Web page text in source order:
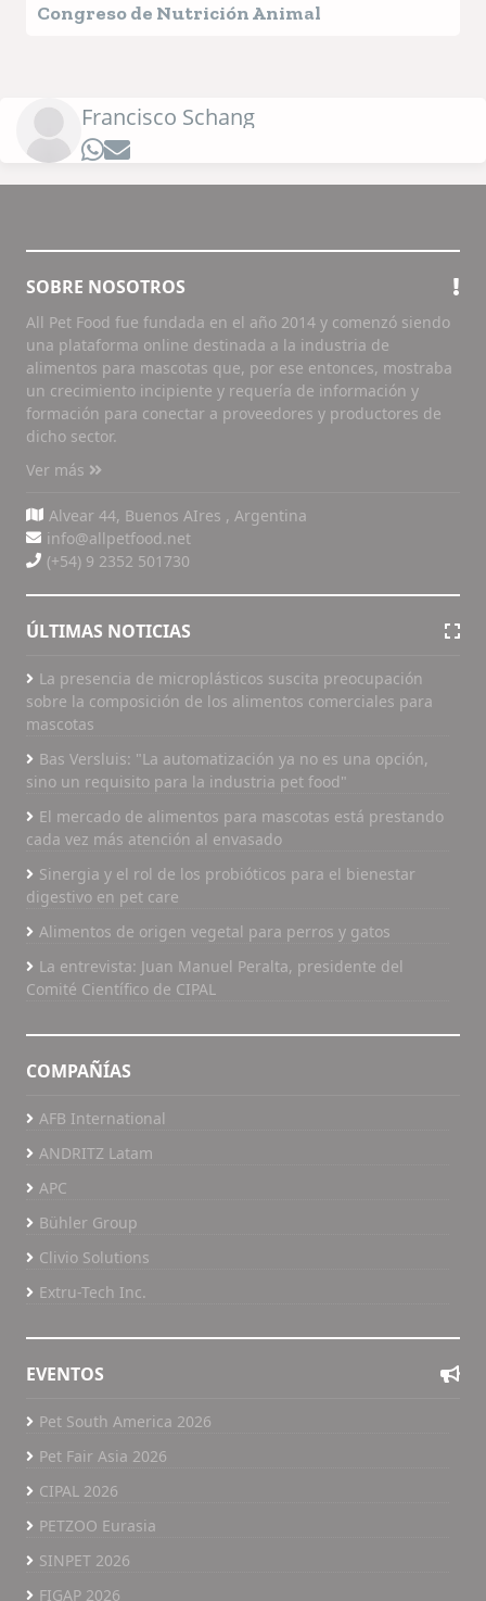
Congreso de Nutrición Animal
Francisco Schang
SOBRE NOSOTROS
All Pet Food fue fundada en el año 2014 y comenzó siendo
una plataforma online destinada a la industria de
alimentos para mascotas que, por ese entonces, mostraba
un crecimiento incipiente y requería de información y
formación para conectar a proveedores y productores de
dicho sector.
Ver más
Alvear 44, Buenos AIres , Argentina
info@allpetfood.net
(+54) 9 2352 501730
ÚLTIMAS NOTICIAS
La presencia de microplásticos suscita preocupación
sobre la composición de los alimentos comerciales para
mascotas
Bas Versluis: "La automatización ya no es una opción,
sino un requisito para la industria pet food"
El mercado de alimentos para mascotas está prestando
cada vez más atención al envasado
Sinergia y el rol de los probióticos para el bienestar
digestivo en pet care
Alimentos de origen vegetal para perros y gatos
La entrevista: Juan Manuel Peralta, presidente del
Comité Científico de CIPAL
COMPAÑÍAS
AFB International
ANDRITZ Latam
APC
Bühler Group
Clivio Solutions
Extru-Tech Inc.
EVENTOS
Pet South America 2026
Pet Fair Asia 2026
CIPAL 2026
PETZOO Eurasia
SINPET 2026
FIGAP 2026